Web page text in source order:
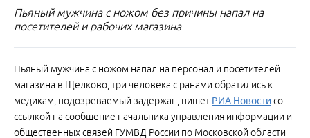
Пьяный мужчина с ножом без причины напал на
посетителей и рабочих магазина
Пьяный мужчина с ножом напал на персонал и посетителей
магазина в Щелково, три человека с ранами обратились к
медикам, подозреваемый задержан, пишет РИА Новостисо
ссылкой на сообщение начальника управления информации и
общественных связей ГУМВД России по Московской области